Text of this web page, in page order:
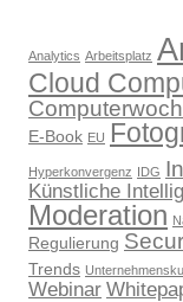
Analytics Arbeitsplatz
Cloud
E-Book EU
Hyperkonvergenz IDG
Künstliche
Moderation
Regulierung
Trends
Webinar